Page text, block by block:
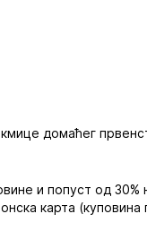
домаћег
и попуст од
карта